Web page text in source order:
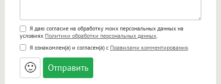
Поддержка HTML
<b>, <strong>, <u>, <i>, <em>, <s>, <big>,
<small>, <sup>, <sub>, <pre>, <ul>, <ol>, <li>,
<blockquote>, <code> экранирует HTML,
адреса URL автоматически становятся
ссылками, и [img]адрес[/img] будет
Я даю согласие на обработку моих персональных данных на
условиях Политики обработки персональных данных
Я ознакомлен(а) и согласен(а) с Правилами комментирования
🙂